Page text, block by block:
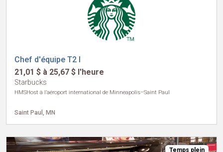
Chef d'équipe T2 I
21,01 $ à 25,67 $ l'heure
Starbucks
HMSHost à l’aéroport international de Minneapolis–Saint Paul
Saint Paul, MN
Temps plein